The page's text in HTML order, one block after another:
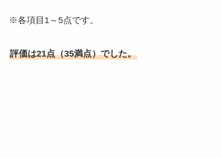
※各項目1～5点です。
評価は21点（35満点）でした。